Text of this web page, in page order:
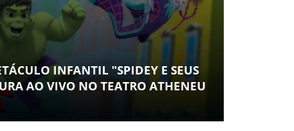
INFANTIL "SPIDEY E SEUS
AO VIVO NO TEATRO ATHENEU